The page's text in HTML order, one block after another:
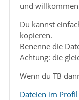
und
Du kannst
kopieren.
Benenne die
Achtung: die
Wenn du TB
Dateien im